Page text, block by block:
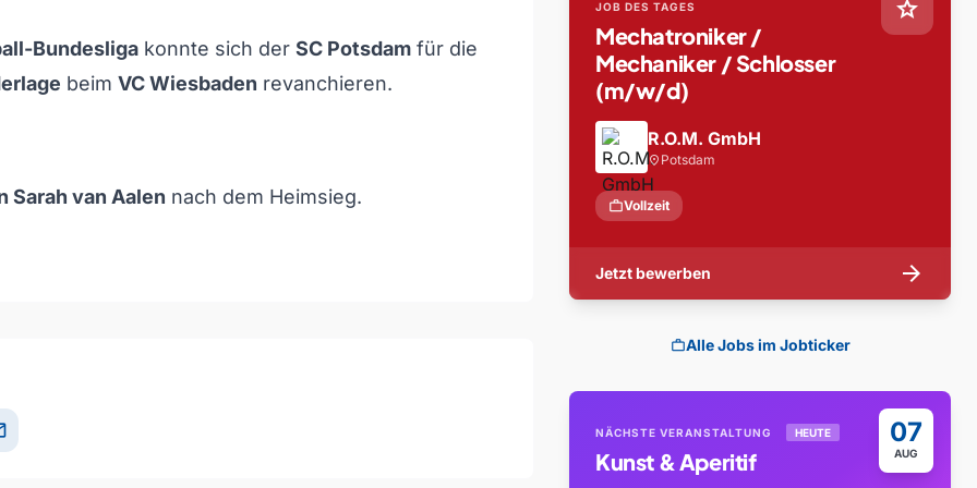
Bundesliga konnte sich der SC Potsdam für die
beim VC Wiesbaden revanchieren.
Sarah van Aalen nach dem Heimsieg.
star
JOB DES TAGES
Mechatroniker /
Mechaniker / Schlosser
(m/w/d)
R.O.M. GmbH
location_on Potsdam
workVollzeit
Jetzt bewerben arrow_forward
workAlle Jobs im Jobticker
07
AUG
NÄCHSTE VERANSTALTUNG HEUTE
Kunst & Aperitif